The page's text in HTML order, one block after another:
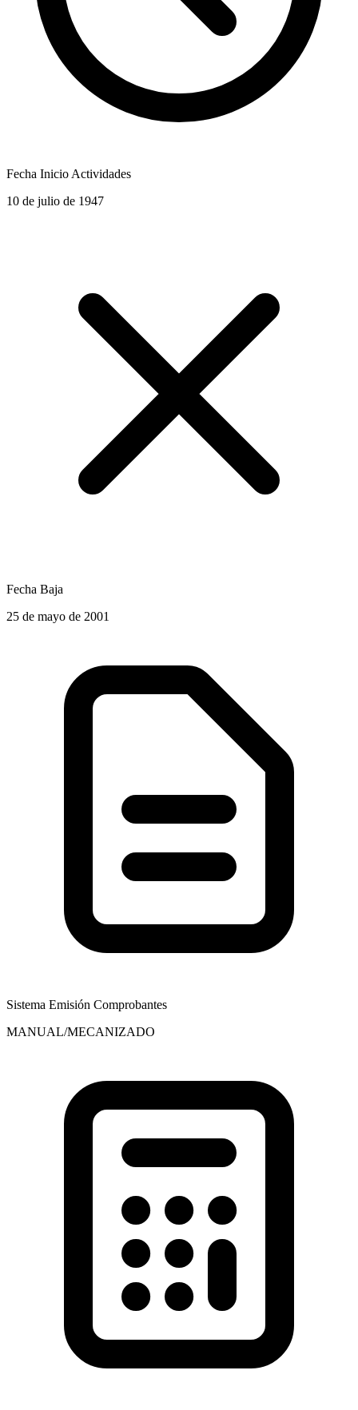
Fecha Inicio Actividades
10 de julio de 1947
Fecha Baja
25 de mayo de 2001
Sistema Emisión Comprobantes
MANUAL/MECANIZADO